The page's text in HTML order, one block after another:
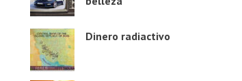
Dinero radiactivo